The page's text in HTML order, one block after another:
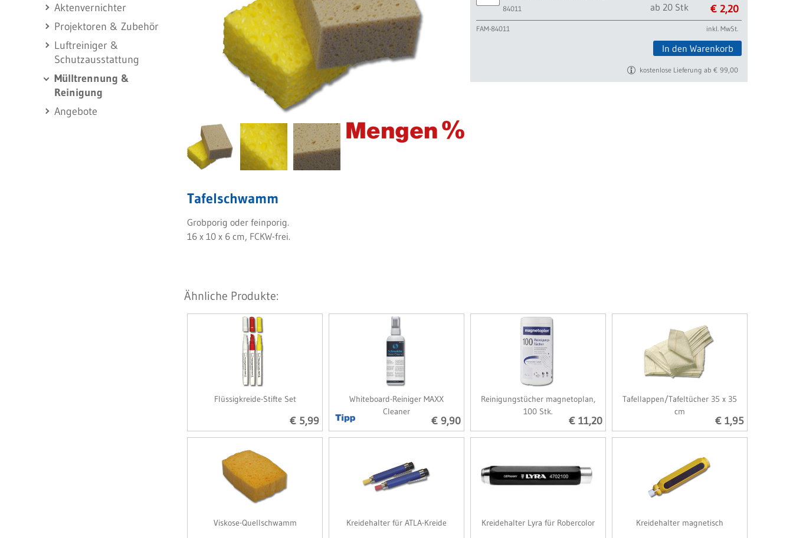
Aktenvernichter
Projektoren & Zubehör
Luftreiniger &
Schutzausstattung
Mülltrennung &
Reinigung
Angebote
84011 € 2,20
ab 20 Stk
FAM-84011 inkl. MwSt.
In den Warenkorb
kostenlose Lieferung ab € 99,00
Tafelschwamm
Grobporig oder feinporig.
16 x 10 x 6 cm, FCKW-frei.
Ähnliche Produkte:
Flüssigkreide-Stifte Set
€ 5,99
Whiteboard-Reiniger MAXX
Cleaner
€ 9,90
Reinigungstücher magnetoplan,
100 Stk.
€ 11,20
Tafellappen/Tafeltücher 35 x 35
cm
€ 1,95
Viskose-Quellschwamm Kreidehalter für ATLA-Kreide Kreidehalter Lyra für Robercolor Kreidehalter magnetisch